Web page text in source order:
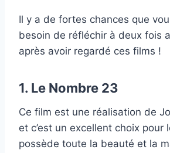
Il y a de fortes chances que
besoin de réfléchir à deux fois
après avoir regardé ces films !
1. Le Nombre 23
Ce film est une réalisation de
et c’est un excellent choix pour
possède toute la beauté et la